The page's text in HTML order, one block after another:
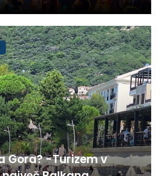
Gora? -Turizem v